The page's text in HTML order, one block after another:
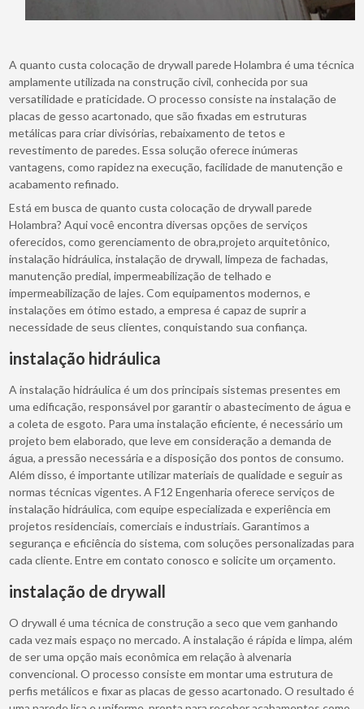
A quanto custa colocação de drywall parede Holambra é uma técnica
amplamente utilizada na construção civil, conhecida por sua
versatilidade e praticidade. O processo consiste na instalação de
placas de gesso acartonado, que são fixadas em estruturas
metálicas para criar divisórias, rebaixamento de tetos e
revestimento de paredes. Essa solução oferece inúmeras
vantagens, como rapidez na execução, facilidade de manutenção e
acabamento refinado.
Está em busca de quanto custa colocação de drywall parede
Holambra? Aqui você encontra diversas opções de serviços
oferecidos, como gerenciamento de obra,projeto arquitetônico,
instalação hidráulica, instalação de drywall, limpeza de fachadas,
manutenção predial, impermeabilização de telhado e
impermeabilização de lajes. Com equipamentos modernos, e
instalações em ótimo estado, a empresa é capaz de suprir a
necessidade de seus clientes, conquistando sua confiança.
instalação hidráulica
A instalação hidráulica é um dos principais sistemas presentes em
uma edificação, responsável por garantir o abastecimento de água e
a coleta de esgoto. Para uma instalação eficiente, é necessário um
projeto bem elaborado, que leve em consideração a demanda de
água, a pressão necessária e a disposição dos pontos de consumo.
Além disso, é importante utilizar materiais de qualidade e seguir as
normas técnicas vigentes. A F12 Engenharia oferece serviços de
instalação hidráulica, com equipe especializada e experiência em
projetos residenciais, comerciais e industriais. Garantimos a
segurança e eficiência do sistema, com soluções personalizadas para
cada cliente. Entre em contato conosco e solicite um orçamento.
instalação de drywall
O drywall é uma técnica de construção a seco que vem ganhando
cada vez mais espaço no mercado. A instalação é rápida e limpa, além
de ser uma opção mais econômica em relação à alvenaria
convencional. O processo consiste em montar uma estrutura de
perfis metálicos e fixar as placas de gesso acartonado. O resultado é